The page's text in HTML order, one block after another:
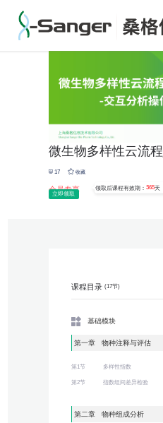
微生物多样性云流
会员专享 领取后课程有效期：365天
17 收藏
立即领取
课程目录 (17节)
基础模块
第一章 物种注释与评估
第1节 多样性指数
第2节 指数组间差异检验
第二章 物种组成分析